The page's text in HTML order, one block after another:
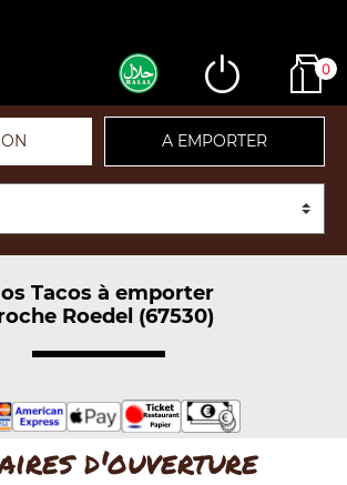
0
A EMPORTER
Tacos à emporter
Roedel (67530)
d'ouverture